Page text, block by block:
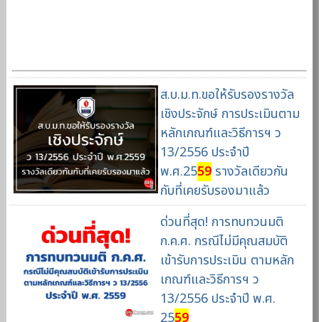
ส.บ.ม.ท.ขอให้รับรองรางวัล
เชิงประจักษ์ การประเมินตาม
หลักเกณฑ์และวิธีการฯ ว
13/2556 ประจำปี
พ.ศ.2559รางวัลเดียวกัน
กับที่เคยรับรองมาแล้ว
ด่วนที่สุด! การทบทวนมติ
ก.ค.ศ. กรณีไม่มีคุณสมบัติ
เข้ารับการประเมิน ตามหลัก
เกณฑ์และวิธีการฯ ว
13/2556 ประจำปี พ.ศ.